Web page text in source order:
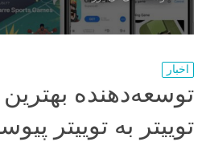
اخبار
توسعه‌دهنده بهترین
توییتر به توییتر